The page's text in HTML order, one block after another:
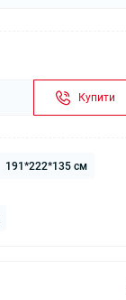
Купити
191*222*135 см